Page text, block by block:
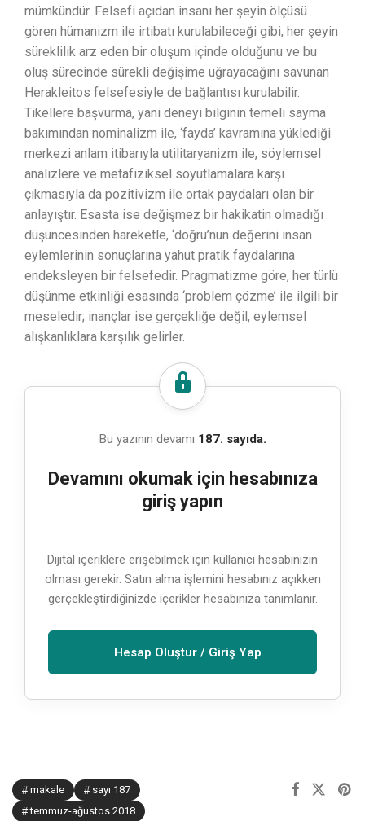
mümkündür. Felsefi açıdan insanı her şeyin ölçüsü
gören hümanizm ile irtibatı kurulabileceği gibi, her şeyin
süreklilik arz eden bir oluşum içinde olduğunu ve bu
oluş sürecinde sürekli değişime uğrayacağını savunan
Herakleitos felsefesiyle de bağlantısı kurulabilir.
Tikellere başvurma, yani deneyi bilginin temeli sayma
bakımından nominalizm ile, ‘fayda’ kavramına yüklediği
merkezi anlam itibarıyla utilitaryanizm ile, söylemsel
analizlere ve metafiziksel soyutlamalara karşı
çıkmasıyla da pozitivizm ile ortak paydaları olan bir
anlayıştır. Esasta ise değişmez bir hakikatin olmadığı
düşüncesinden hareketle, ‘doğru’nun değerini insan
eylemlerinin sonuçlarına yahut pratik faydalarına
endeksleyen bir felsefedir. Pragmatizme göre, her türlü
düşünme etkinliği esasında ‘problem çözme’ ile ilgili bir
meseledir; inançlar ise gerçekliğe değil, eylemsel
alışkanlıklara karşılık gelirler.
Bu yazının devamı 187. sayıda.
Devamını okumak için hesabınıza
giriş yapın
Dijital içeriklere erişebilmek için kullanıcı hesabınızın
olması gerekir. Satın alma işlemini hesabınız açıkken
gerçekleştirdiğinizde içerikler hesabınıza tanımlanır.
Hesap Oluştur / Giriş Yap
makale
sayı 187
temmuz-ağustos 2018